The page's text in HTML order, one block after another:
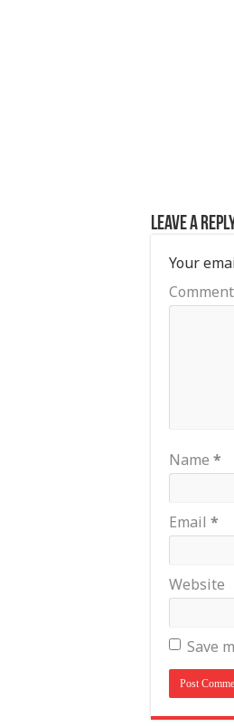
Leave a
Your
Comment
Name *
Email *
Website
Save